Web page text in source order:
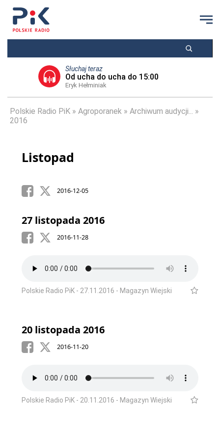
Słuchaj teraz
Od ucha do ucha do 15:00
Eryk Hełminiak
Polskie Radio PiK Agroporanek
Archiwum audycji...
2016
Listopad
2016-12-05
27 listopada 2016
2016-11-28
Polskie Radio PiK - 27.11.2016 - Magazyn Wiejski
20 listopada 2016
2016-11-20
Polskie Radio PiK - 20.11.2016 - Magazyn Wiejski